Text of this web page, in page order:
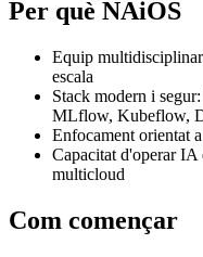
Per què NAiOS
Equip
escala
Stack modern i
MLflow, Kubeflow,
Enfocament orientat
Capacitat d'operar IA
multicloud
Com començar